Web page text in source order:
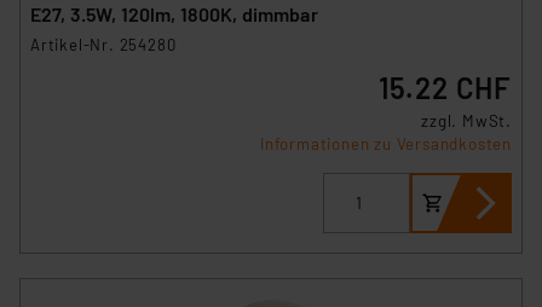
E27, 3.5W, 120lm, 1800K, dimmbar
Artikel-Nr. 254280
15.22 CHF
zzgl. MwSt.
Informationen zu Versandkosten